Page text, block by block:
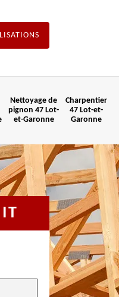
Nettoyage de
pignon 47 Lot-
et-Garonne
Charpentier
47 Lot-et-
Garonne